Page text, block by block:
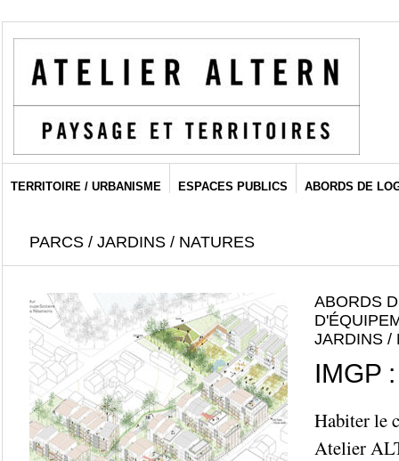
TERRITOIRE / URBANISME ESPACES PUBLICS ABORDS DE
PARCS / JARDINS / NATURES
ABORDS
JARDINS /
IMGP
Habiter le
Atelier